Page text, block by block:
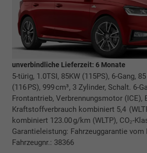
unverbindliche Lieferzeit: 6 Monate
5-türig, 1.0TSI, 85KW (115PS), 6-Gang,
(116 PS), 999 cm³, 3 Zylinder, Schalt. 6-
Frontantrieb, Verbrennungsmotor (ICE),
Kraftstoffverbrauch kombiniert 5,4
kombiniert 123.00 g/km (WLTP), CO₂-
Garantieleistung: Fahrzeuggarantie vom
Fahrzeugnr.: 38366